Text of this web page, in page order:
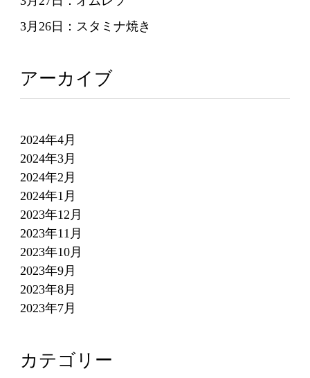
3月26日：スタミナ焼き
アーカイブ
2024年4月
2024年3月
2024年2月
2024年1月
2023年12月
2023年11月
2023年10月
2023年9月
2023年8月
2023年7月
カテゴリー